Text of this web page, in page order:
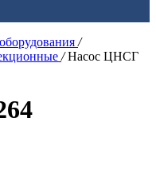
/
/ Насос ЦНСГ